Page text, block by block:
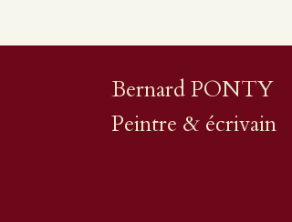
Bernard PONTY
Peintre & écrivain